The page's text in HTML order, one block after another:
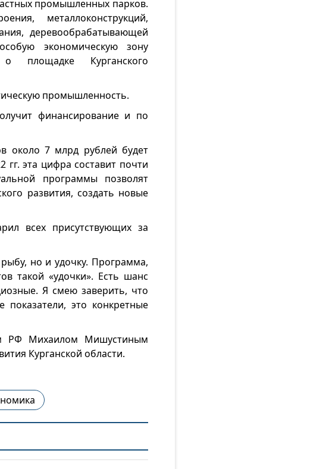
промышленных парков.
металлоконструкций,
деревообрабатывающей
экономическую зону
площадке Курганского
промышленность.
финансирование и по
около 7 млрд рублей будет
гг. эта цифра составит почти
программы позволят
развития, создать новые
всех присутствующих за
но и удочку. Программа,
такой «удочки». Есть шанс
Я смею заверить, что
это конкретные
РФ Михаилом Мишустиным
Курганской области.